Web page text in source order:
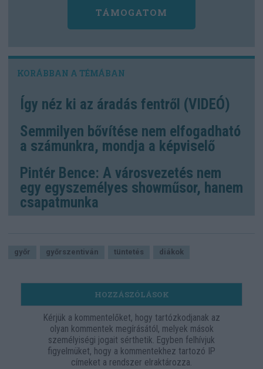
TÁMOGATOM
Így néz ki az áradás fentről (VIDEÓ)
Semmilyen bővítése nem elfogadható
a számunkra, mondja a képviselő
Pintér Bence: A városvezetés nem
egy egyszemélyes showműsor, hanem
csapatmunka
győr győrszentiván tüntetés diákok
HOZZÁSZÓLÁSOK
Kérjük a kommentelőket, hogy tartózkodjanak az
olyan kommentek megírásától, melyek mások
személyiségi jogait sérthetik. Egyben felhívjuk
figyelmüket, hogy a kommentekhez tartozó IP
címeket a rendszer elraktározza.